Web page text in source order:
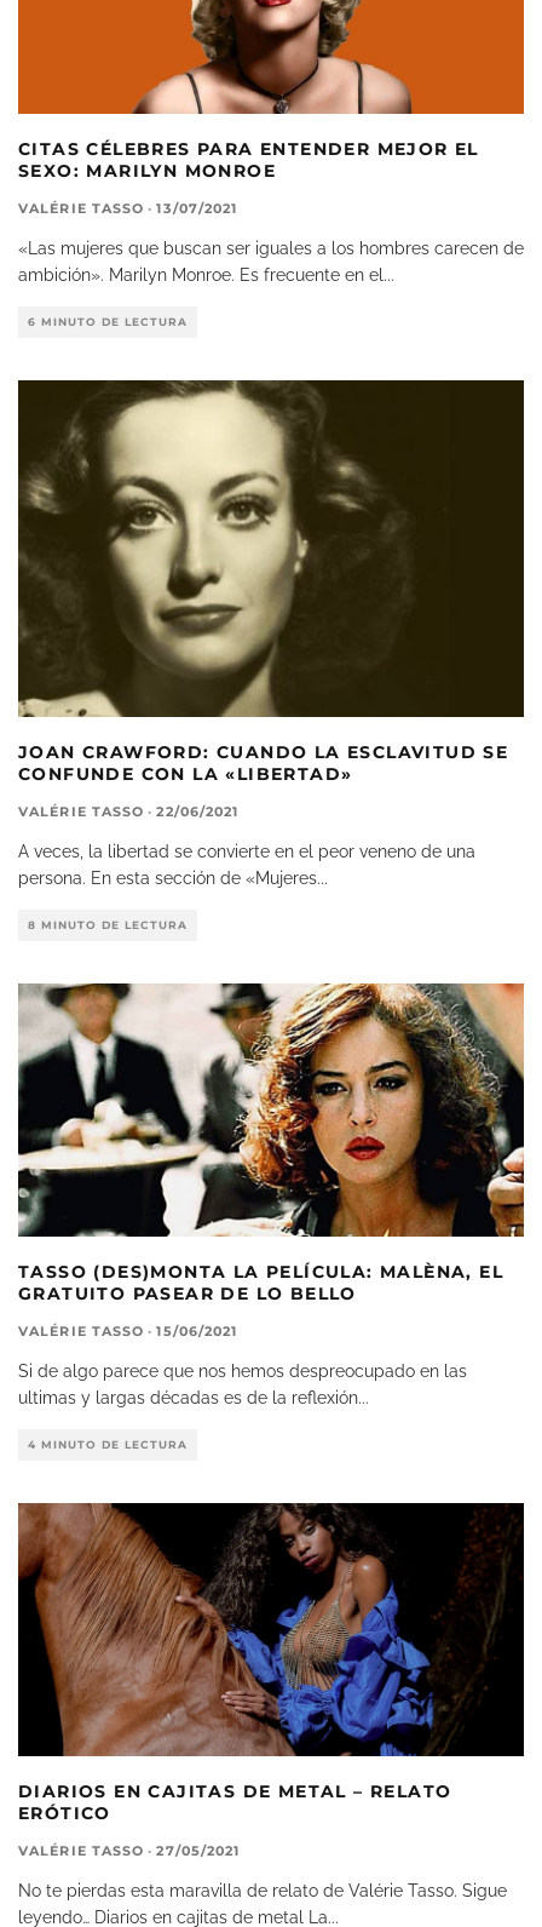
CITAS CÉLEBRES PARA ENTENDER MEJOR EL
SEXO: MARILYN MONROE
VALÉRIE TASSO · 13/07/2021
«Las mujeres que buscan ser iguales a los hombres carecen de
ambición». Marilyn Monroe. Es frecuente en el ...
6 MINUTO DE LECTURA
JOAN CRAWFORD: CUANDO LA ESCLAVITUD SE
CONFUNDE CON LA «LIBERTAD»
VALÉRIE TASSO · 22/06/2021
A veces, la libertad se convierte en el peor veneno de una
persona. En esta sección de «Mujeres...
8 MINUTO DE LECTURA
TASSO (DES)MONTA LA PELÍCULA: MALÈNA, EL
GRATUITO PASEAR DE LO BELLO
VALÉRIE TASSO · 15/06/2021
Si de algo parece que nos hemos despreocupado en las
ultimas y largas décadas es de la reflexión...
4 MINUTO DE LECTURA
DIARIOS EN CAJITAS DE METAL – RELATO
ERÓTICO
VALÉRIE TASSO · 27/05/2021
No te pierdas esta maravilla de relato de Valérie Tasso. Sigue
leyendo… Diarios en cajitas de metal La...